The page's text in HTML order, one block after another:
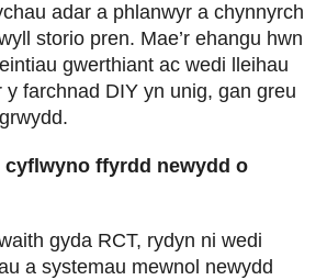
adar a phlanwyr a chynnyrch
storio pren. Mae’r ehangu hwn
gwerthiant ac wedi lleihau
y farchnad DIY yn unig, gan greu
cyflwyno ffyrdd newydd o
gyda RCT, rydyn ni wedi
a systemau mewnol newydd